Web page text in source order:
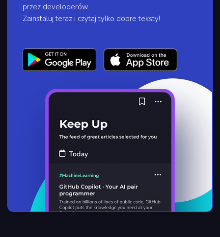
przez developerów.
Zainstaluj teraz i czytaj tylko dobre teksty!